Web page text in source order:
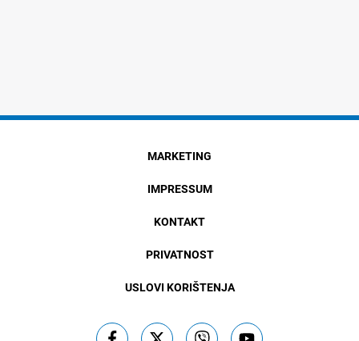
MARKETING
IMPRESSUM
KONTAKT
PRIVATNOST
USLOVI KORIŠTENJA